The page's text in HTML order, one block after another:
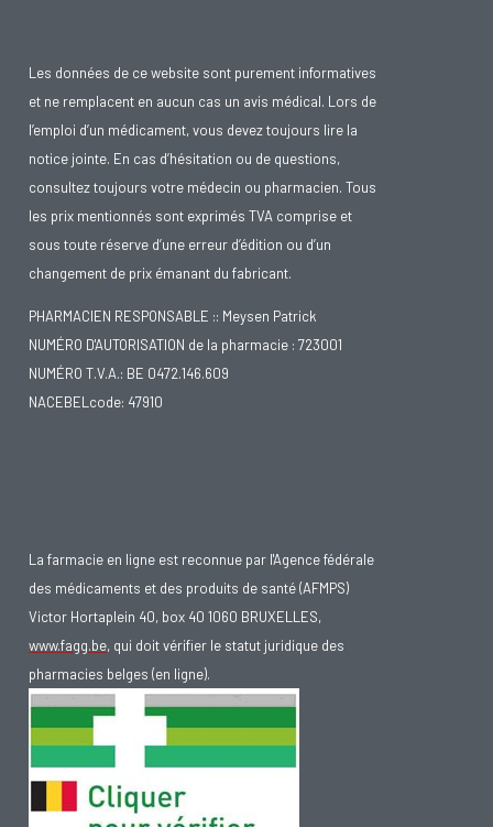
Les données de ce website sont purement informatives
et ne remplacent en aucun cas un avis médical. Lors de
l’emploi d’un médicament, vous devez toujours lire la
notice jointe. En cas d’hésitation ou de questions,
consultez toujours votre médecin ou pharmacien. Tous
les prix mentionnés sont exprimés TVA comprise et
sous toute réserve d’une erreur d’édition ou d’un
changement de prix émanant du fabricant.
PHARMACIEN RESPONSABLE :: Meysen Patrick
NUMÉRO D'AUTORISATION de la pharmacie : 723001
NUMÉRO T.V.A.: BE 0472.146.609
NACEBELcode: 47910
La farmacie en ligne est reconnue par l'Agence fédérale
des médicaments et des produits de santé (AFMPS)
Victor Hortaplein 40, box 40 1060 BRUXELLES,
www.fagg.be, qui doit vérifier le statut juridique des
pharmacies belges (en ligne).